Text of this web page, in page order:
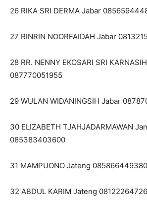
26 RIKA SRI DERMA Jabar
27 RINRIN NOORFAIDAH Jabar
28 RR. NENNY EKOSARI SRI
087770051955
29 WULAN WIDANINGSIH Jabar
30 ELIZABETH TJAHJADARMAWAN
085383403600
31 MAMPUONO Jateng 085866449380
32 ABDUL KARIM Jateng 08122264726